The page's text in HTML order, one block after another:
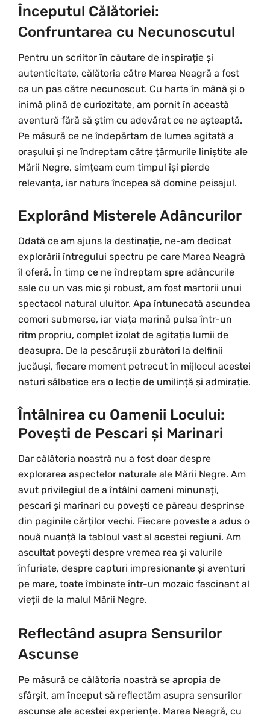
Începutul Călătoriei:
Confruntarea cu Necunoscutul
Pentru un scriitor în căutare de inspirație și
autenticitate, călătoria către Marea Neagră a fost
ca un pas către necunoscut. Cu harta în mână și o
inimă plină de curiozitate, am pornit în această
aventură fără să știm cu adevărat ce ne așteaptă.
Pe măsură ce ne îndepărtam de lumea agitată a
orașului și ne îndreptam către țărmurile liniștite ale
Mării Negre, simțeam cum timpul își pierde
relevanța, iar natura începea să domine peisajul.
Explorând Misterele Adâncurilor
Odată ce am ajuns la destinație, ne-am dedicat
explorării întregului spectru pe care Marea Neagră
îl oferă. În timp ce ne îndreptam spre adâncurile
sale cu un vas mic și robust, am fost martorii unui
spectacol natural uluitor. Apa întunecată ascundea
comori submerse, iar viața marină pulsa într-un
ritm propriu, complet izolat de agitația lumii de
deasupra. De la pescărușii zburători la delfinii
jucăuși, fiecare moment petrecut în mijlocul acestei
naturi sălbatice era o lecție de umilință și admirație.
Întâlnirea cu Oamenii Locului:
Povești de Pescari și Marinari
Dar călătoria noastră nu a fost doar despre
explorarea aspectelor naturale ale Mării Negre. Am
avut privilegiul de a întâlni oameni minunați,
pescari și marinari cu povești ce păreau desprinse
din paginile cărților vechi. Fiecare poveste a adus o
nouă nuanță la tabloul vast al acestei regiuni. Am
ascultat povești despre vremea rea și valurile
înfuriate, despre capturi impresionante și aventuri
pe mare, toate îmbinate într-un mozaic fascinant al
vieții de la malul Mării Negre.
Reflectând asupra Sensurilor
Ascunse
Pe măsură ce călătoria noastră se apropia de
sfârșit, am început să reflectăm asupra sensurilor
ascunse ale acestei experiențe. Marea Neagră, cu